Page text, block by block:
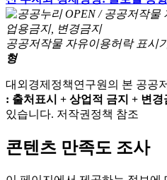
공공저작물 자유이용허락 표시
형
대외경제정책연구원의 본 공공
: 출처표시 + 상업적 금지 + 변경
있습니다. 저작권정책 참조
콘텐츠 만족도 조사